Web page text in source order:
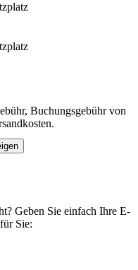
Buchungsgebühr von
Geben Sie einfach Ihre E-
Sie: